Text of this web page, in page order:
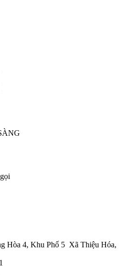
Hòa 4, Khu Phố 5 Xã Thiệu Hóa,